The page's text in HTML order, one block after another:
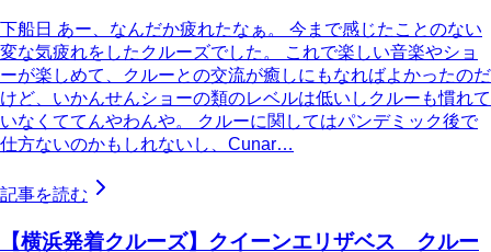
下船日 あー、なんだか疲れたなぁ。 今まで感じたことのない
変な気疲れをしたクルーズでした。 これで楽しい音楽やショ
ーが楽しめて、クルーとの交流が癒しにもなればよかったのだ
けど、いかんせんショーの類のレベルは低いしクルーも慣れて
いなくててんやわんや。 クルーに関してはパンデミック後で
仕方ないのかもしれないし、Cunar…
記事を読む
【横浜発着クルーズ】クイーンエリザベス クルー